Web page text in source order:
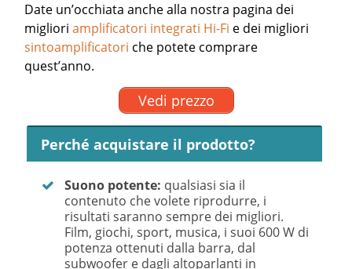
Date un’occhiata anche alla nostra pagina dei
miglioriamplificatori integrati Hi-Fi e dei migliori
sintoamplificatori che potete comprare
quest’anno.
Vedi prezzo
Perché acquistare il prodotto?
Suono potente: qualsiasi sia il
contenuto che volete riprodurre, i
risultati saranno sempre dei migliori.
Film, giochi, sport, musica, i suoi 600 W di
potenza ottenuti dalla barra, dal
subwoofer e dagli altoparlanti in